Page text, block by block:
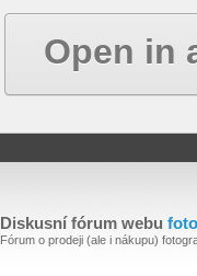
Open in
Diskusní fórum webu
Fórum o prodeji (ale i nákupu)